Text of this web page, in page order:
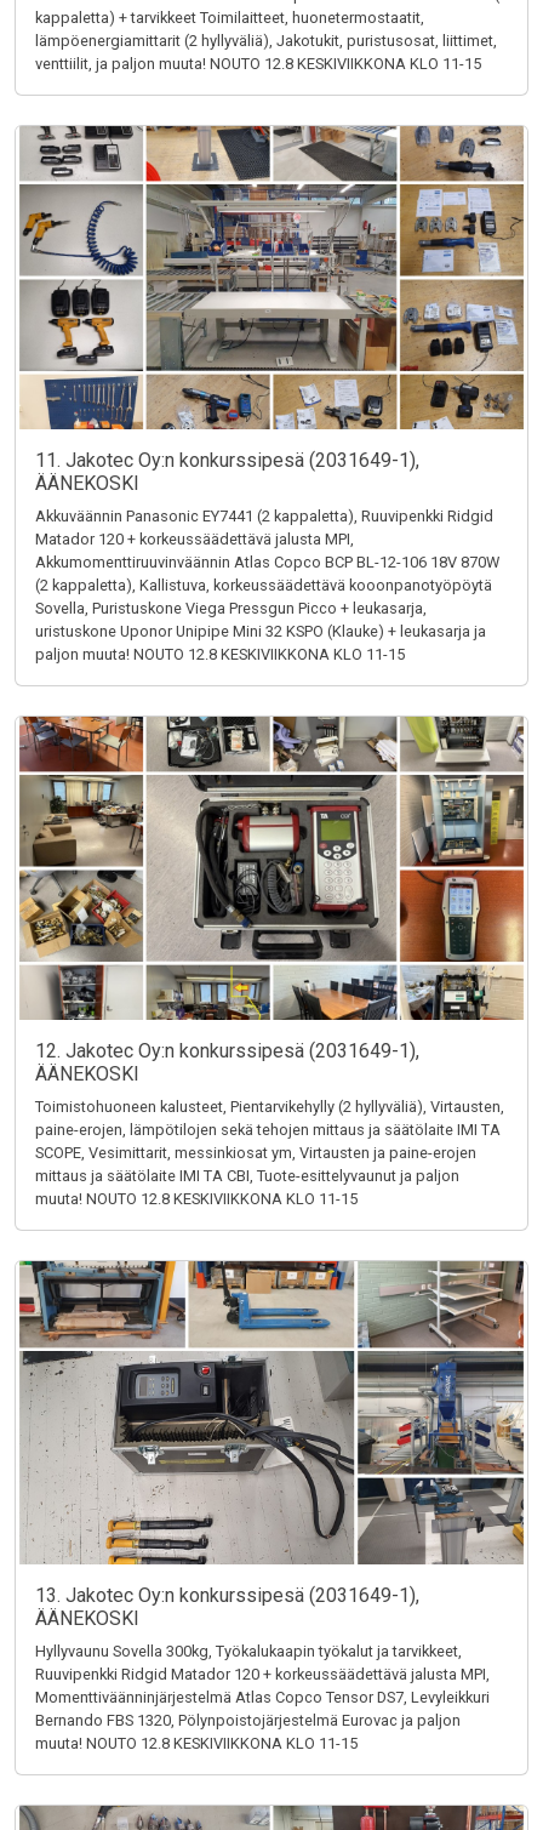
kappaletta) + tarvikkeet Toimilaitteet, huonetermostaatit,
lämpöenergiamittarit (2 hyllyväliä), Jakotukit, puristusosat, liittimet,
venttiilit, ja paljon muuta! NOUTO 12.8 KESKIVIIKKONA KLO 11-15
11. Jakotec Oy:n konkurssipesä (2031649-1),
ÄÄNEKOSKI
Akkuväännin Panasonic EY7441 (2 kappaletta), Ruuvipenkki Ridgid
Matador 120 + korkeussäädettävä jalusta MPI,
Akkumomenttiruuvinväännin Atlas Copco BCP BL-12-106 18V 870W
(2 kappaletta), Kallistuva, korkeussäädettävä kooonpanotyöpöytä
Sovella, Puristuskone Viega Pressgun Picco + leukasarja,
uristuskone Uponor Unipipe Mini 32 KSPO (Klauke) + leukasarja ja
paljon muuta! NOUTO 12.8 KESKIVIIKKONA KLO 11-15
12. Jakotec Oy:n konkurssipesä (2031649-1),
ÄÄNEKOSKI
Toimistohuoneen kalusteet, Pientarvikehylly (2 hyllyväliä), Virtausten,
paine-erojen, lämpötilojen sekä tehojen mittaus ja säätölaite IMI TA
SCOPE, Vesimittarit, messinkiosat ym, Virtausten ja paine-erojen
mittaus ja säätölaite IMI TA CBI, Tuote-esittelyvaunut ja paljon
muuta! NOUTO 12.8 KESKIVIIKKONA KLO 11-15
13. Jakotec Oy:n konkurssipesä (2031649-1),
ÄÄNEKOSKI
Hyllyvaunu Sovella 300kg, Työkalukaapin työkalut ja tarvikkeet,
Ruuvipenkki Ridgid Matador 120 + korkeussäädettävä jalusta MPI,
Momenttiväänninjärjestelmä Atlas Copco Tensor DS7, Levyleikkuri
Bernando FBS 1320, Pölynpoistojärjestelmä Eurovac ja paljon
muuta! NOUTO 12.8 KESKIVIIKKONA KLO 11-15